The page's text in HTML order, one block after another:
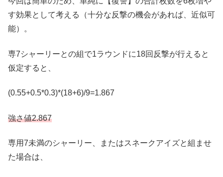
す効果として考える（十分な反撃の機会があれば、近似可
能）。
専7シャーリーとの組で1ラウンドに18回反撃が行えると
仮定すると、
(0.55+0.5*0.3)*(18+6)/9=1.867
強さ値2.867
専用7未満のシャーリー、またはスネークアイズと組ませ
た場合は、